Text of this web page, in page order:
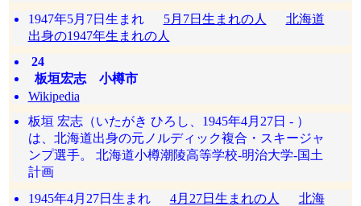
1947年5月7日生まれ 5月7日生まれの人
北海道
出身の1947年生まれの人
24
板垣宏志 小樽市
Wikipedia
板垣 宏志（いたがき ひろし、1945年4月27日 - ）
は、北海道出身の元ノルディック複合・スキージャ
ンプ選手。 北海道小樽潮陵高等学校-明治大学-国土
計画
1945年4月27日生まれ 4月27日生まれの人
北海